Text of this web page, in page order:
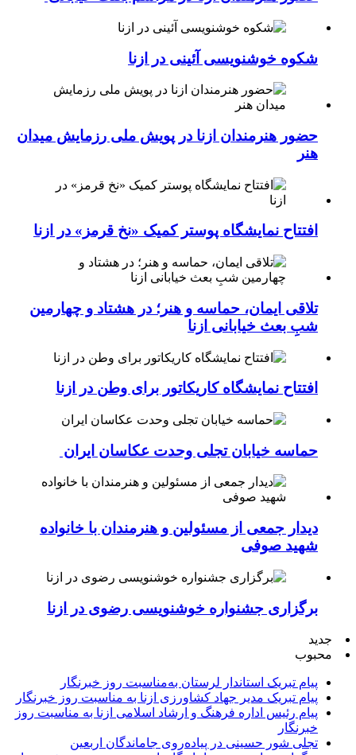
شکوه خوشنویسی آئینی در ازنا
حضور هنرمندان ازنا در پویش ملی رزمایش میدان
هنر
افتتاح نمایشگاه پوستر کمیک «نخ قرمز» در ازنا
تلاقی ایمان، حماسه و هنر؛ در هشتاد و چهارمین
شبِ بعث خیابانی ازنا
افتتاح نمایشگاه کاریکاتور برای وطن در ازنا
حماسه خیابان تجلی وحدت عکاسان ایران
دیدار جمعی از مسئولین و هنرمندان با خانواده
شهید صوفی
برگزاری جشنواره خوشنویسی رضوی در ازنا
جدید
محبوب
پیام تبریک استاندار لرستان به‌مناسبت روز خبرنگار
پیام تبریک مدیر جهاد کشاورزی ازنا به مناسبت روز خبرنگار
پیام رئیس اداره فرهنگ و ارشاد اسلامی ازنا به مناسبت روز
خبرنگار
تجلی شور حسینی در پیاده‌روی جاماندگان اربعین